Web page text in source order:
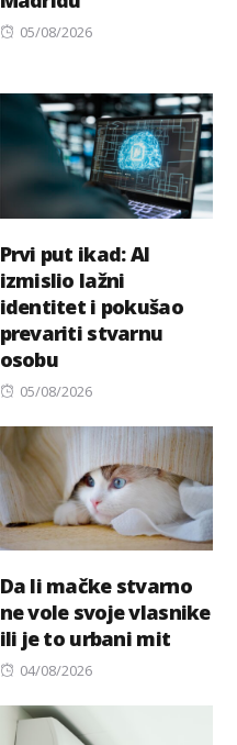
Posted
05/08/2026
Prvi put ikad: AI
izmislio lažni
identitet i pokušao
prevariti stvarnu
osobu
Posted
05/08/2026
Da li mačke stvarno
ne vole svoje vlasnike
ili je to urbani mit
Posted
04/08/2026